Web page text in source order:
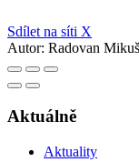
Sdílet na síti X
Autor: Radovan Mikuš
Aktuálně
Aktuality